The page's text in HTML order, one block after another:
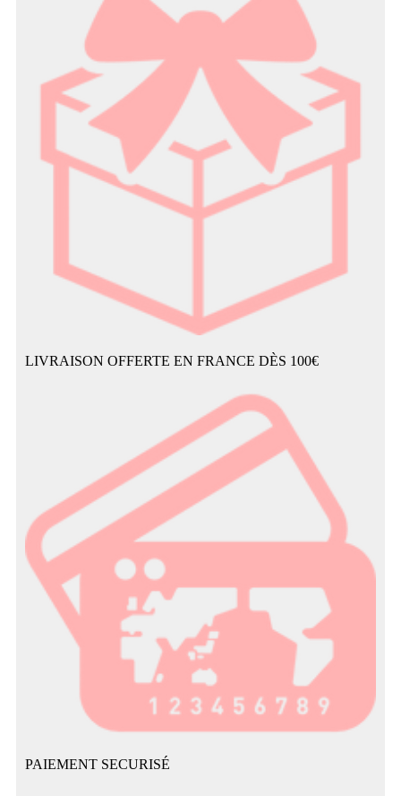
LIVRAISON OFFERTE EN FRANCE DÈS 100€
PAIEMENT SECURISÉ